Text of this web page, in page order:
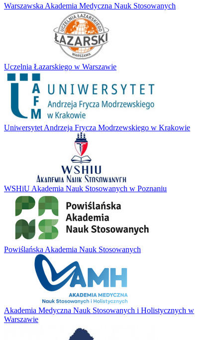
Warszawska Akademia Medyczna Nauk Stosowanych
Uczelnia Łazarskiego w Warszawie
Uniwersytet Andrzeja Frycza Modrzewskiego w Krakowie
WSHiU Akademia Nauk Stosowanych w Poznaniu
Powiślańska Akademia Nauk Stosowanych
Akademia Medyczna Nauk Stosowanych i Holistycznych w
Warszawie